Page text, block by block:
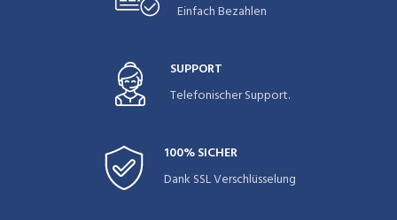
Einfach Bezahlen
SUPPORT
Telefonischer Support.
100% SICHER
Dank SSL Verschlüsselung